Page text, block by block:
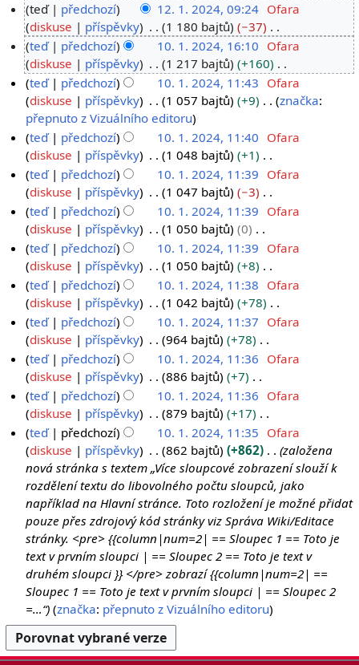
2
1
0
4
teď předchozí 12. 1. 2024, 09:24 Ofara
diskuse
příspěvky 1 180 bajtů
−37
B
e
z
s
h
r
n
u
t
í
e
d
i
t
a
c
e
0
0
4
teď předchozí 10. 1. 2024, 16:10 Ofara
diskuse
příspěvky 1 217 bajtů
+160
B
e
z
s
h
r
n
u
t
í
e
d
i
t
a
c
e
teď předchozí 10. 1. 2024, 11:43 Ofara
diskuse
příspěvky 1 057 bajtů
+9
B
e
z
s
h
r
n
u
t
í
e
d
i
t
a
c
e
značka:
přepnuto z Vizuálního editoru
teď
předchozí 10. 1. 2024, 11:40 Ofara
diskuse
příspěvky 1 048 bajtů
+1
B
e
z
s
h
r
n
u
t
í
e
d
i
t
a
c
e
teď předchozí 10. 1. 2024, 11:39 Ofara
diskuse
příspěvky 1 047 bajtů
−3
B
e
z
s
h
r
n
u
t
í
e
d
i
t
a
c
e
teď předchozí 10. 1. 2024, 11:39 Ofara
diskuse
příspěvky 1 050 bajtů
0
B
e
z
s
h
r
n
u
t
í
e
d
i
t
a
c
e
teď předchozí 10. 1. 2024, 11:39 Ofara
diskuse
příspěvky 1 050 bajtů
+8
B
e
z
s
h
r
n
u
t
í
e
d
i
t
a
c
e
teď předchozí 10. 1. 2024, 11:38 Ofara
diskuse
příspěvky 1 042 bajtů
+78
B
e
z
s
h
r
n
u
t
i
t
a
c
teď předchozí 10. 1. 2024, 11:37 Ofara
diskuse
příspěvky 964 bajtů
+78
B
e
z
s
h
r
n
u
t
í
e
d
i
t
c
e
teď předchozí 10. 1. 2024, 11:36 Ofara
diskuse
příspěvky 886 bajtů
+7
B
e
z
s
h
r
n
u
t
í
e
d
i
t
a
c
teď předchozí 10. 1. 2024, 11:36 Ofara
diskuse
příspěvky 879 bajtů
+17
B
e
z
s
h
r
n
u
t
í
e
d
i
t
teď předchozí 10. 1. 2024, 11:35 Ofara
diskuse
příspěvky 862 bajtů +862
založena
nová stránka s textem „Více sloupcové zobrazení slouží k
rozdělení textu do libovolného počtu sloupců, jako
například na Hlavní stránce. Toto rozložení je možné přidat
pouze přes zdrojový kód stránky viz Správa Wiki/Editace
stránky. <pre> {{column|num=2| == Sloupec 1 == Toto je
text v prvním sloupci | == Sloupec 2 == Toto je text v
druhém sloupci }} </pre> zobrazí {{column|num=2| ==
Sloupec 1 == Toto je text v prvním sloupci | == Sloupec 2
=…“
značka: přepnuto z Vizuálního editoru